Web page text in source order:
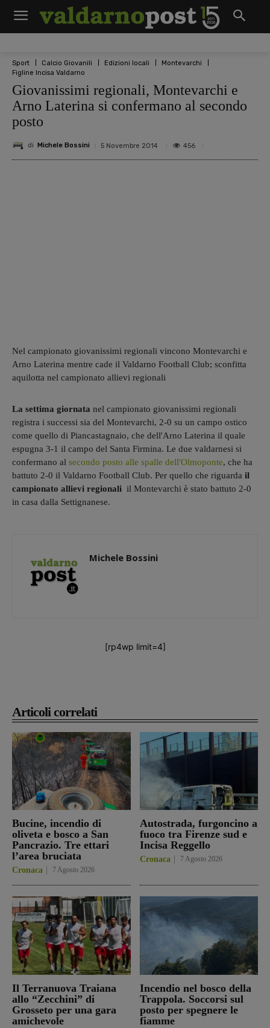
Sport Calcio Giovanili Edizioni locali
Montevarchi
Figline Incisa Valdarno
Giovanissimi regionali, Montevarchi e
Arno Laterina si confermano al secondo
posto
di Michele Bossini 5 Novembre 2014 456
Articoli correlati
Bucine, incendio di
oliveta e bosco a San
Pancrazio. Tre ettari
l’area bruciata
Cronaca 7 Agosto 2026
Autostrada, furgoncino a
fuoco tra Firenze sud e
Incisa Reggello
Cronaca 7 Agosto 2026
Il Terranuova Traiana
allo “Zecchini” di
Grosseto per una gara
amichevole
Incendio nel bosco della
Trappola. Soccorsi sul
posto per spegnere le
fiamme
Nel campionato giovanissimi regionali vincono Montevarchi e
Arno Laterina mentre cade il Valdarno Football Club; sconfitta
aquilotta nel campionato allievi regionali
La settima giornata nel campionato giovanissimi regionali
registra i successi sia del Montevarchi, 2-0 su un campo ostico
come quello di Piancastagnaio, che dell'Arno Laterina il quale
espugna 3-1 il campo del Santa Firmina. Le due valdarnesi si
confermano al secondo posto alle spalle dell'Olmoponte, che ha
battuto 2-0 il Valdarno Football Club. Per quello che riguarda il
campionato allievi regionali il Montevarchi è stato battuto 2-0
in casa dalla Settignanese.
Michele Bossini
[rp4wp limit=4]